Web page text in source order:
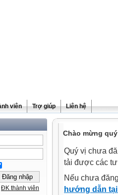
viên Trợ giúp Liên hệ
ĐK thành viên
Chào mừng
Quý vị chưa
tải được các
Nếu chưa
hướng dẫn